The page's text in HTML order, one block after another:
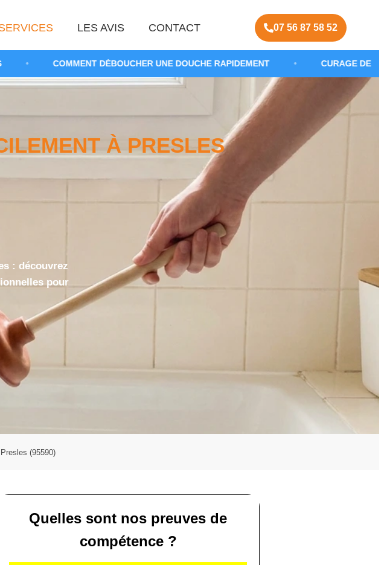
LES AVIS CONTACT 07 56 87 58 52
DÉBOUCHER UNE DOUCHE RAPIDEMENT • CURAGE DE CANALISATION
À PRESLES
: découvrez
pour
(95590)
Quelles sont nos preuves de
compétence ?